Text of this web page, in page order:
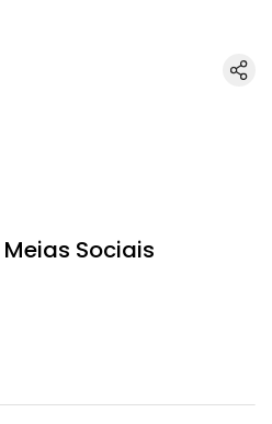
Sociais